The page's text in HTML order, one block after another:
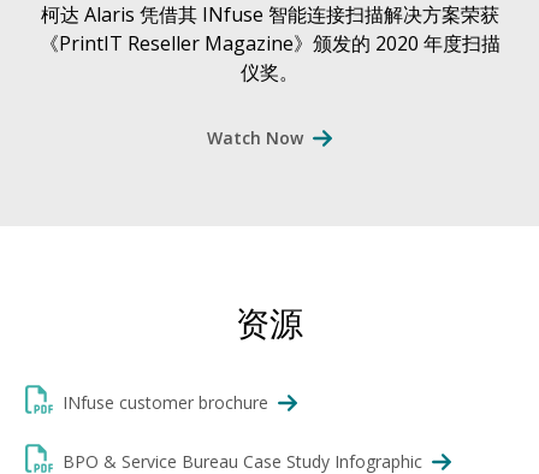
柯达 Alaris 凭借其 INfuse 智能连接扫描解决方案荣获
《PrintIT Reseller Magazine》颁发的 2020 年度扫描
仪奖。
Watch Now
资源
INfuse customer brochure
BPO & Service Bureau Case Study Infographic